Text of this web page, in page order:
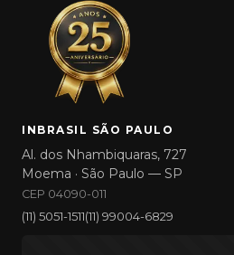
INBRASIL SÃO PAULO
Al. dos Nhambiquaras, 727
Moema · São Paulo — SP
CEP 04090-011
(11) 5051-1511(11) 99004-6829